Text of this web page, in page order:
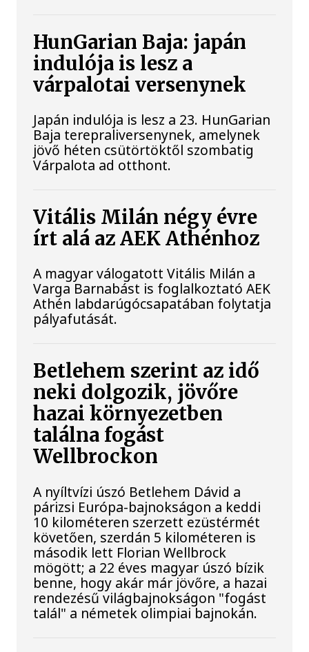
HunGarian Baja: japán
indulója is lesz a
várpalotai versenynek
Japán indulója is lesz a 23. HunGarian
Baja terepraliversenynek, amelynek
jövő héten csütörtöktől szombatig
Várpalota ad otthont.
Vitális Milán négy évre
írt alá az AEK Athénhoz
A magyar válogatott Vitális Milán a
Varga Barnabást is foglalkoztató AEK
Athén labdarúgócsapatában folytatja
pályafutását.
Betlehem szerint az idő
neki dolgozik, jövőre
hazai környezetben
találna fogást
Wellbrockon
A nyíltvízi úszó Betlehem Dávid a
párizsi Európa-bajnokságon a keddi
10 kilométeren szerzett ezüstérmét
követően, szerdán 5 kilométeren is
második lett Florian Wellbrock
mögött; a 22 éves magyar úszó bízik
benne, hogy akár már jövőre, a hazai
rendezésű világbajnokságon "fogást
talál" a németek olimpiai bajnokán.